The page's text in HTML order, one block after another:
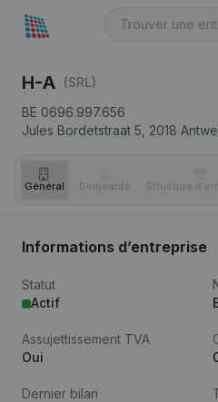
H-A (SRL)
BE 0696.997.656
Jules Bordetstraat 5, 2018
Général Dirigeants Structure
Informations d’entreprise
Statut
Actif
Assujettissement TVA
Oui
Dernier bilan